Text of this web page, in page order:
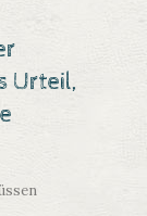
Urteil,